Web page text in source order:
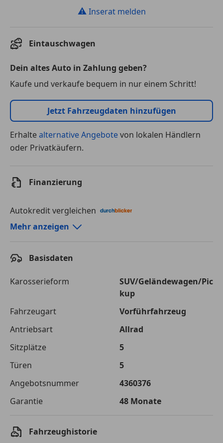
⚠ Inserat melden
Eintauschwagen
Dein altes Auto in Zahlung geben?
Kaufe und verkaufe bequem in nur einem Schritt!
Jetzt Fahrzeugdaten hinzufügen
Erhaltealternative Angebotevon lokalen Händlern
oder Privatkäufern.
Finanzierung
Autokredit vergleichen
Autokredit-Rechner von durchblicker.at
120 Monate
Kreditbetrag
€ 75 000,-
Gesamtbetrag
Einberechnete Gebühren
€ 0,-
Effektivzinsatz
Monatliche Rate
Mehr anzeigen
Basisdaten
Karosserieform
SUV/Geländewagen/Pic
kup
Fahrzeugart
Vorführfahrzeug
Antriebsart
Allrad
Sitzplätze
5
Türen
5
Angebotsnummer
4360376
Garantie
48 Monate
Fahrzeughistorie